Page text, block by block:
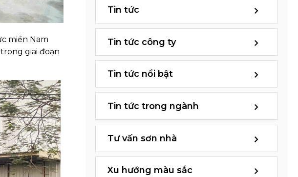
miền Nam
giai đoạn
Tin tức
Tin tức công ty
Tin tức nổi bật
Tin tức trong ngành
Tư vấn sơn nhà
Xu hướng màu sắc